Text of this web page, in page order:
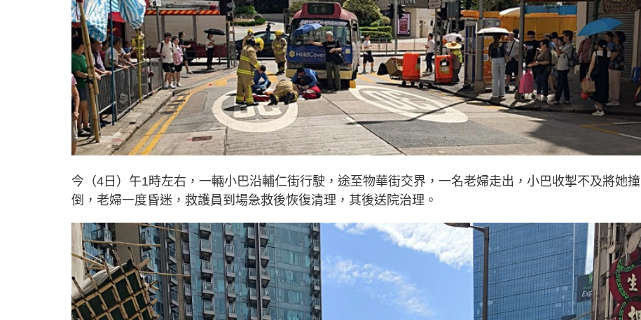
今（4日）午1時左右，一輛小巴沿輔仁街行駛，途至物華街交界，一名老婦走出，小巴收掣不及將她撞
倒，老婦一度昏迷，救護員到場急救後恢復清理，其後送院治理。